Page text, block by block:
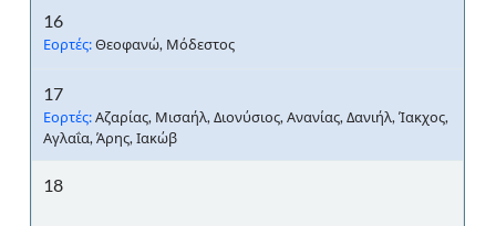
16
Εορτές:Θεοφανώ, Μόδεστος
17
Εορτές:Αζαρίας, Μισαήλ, Διονύσιος, Ανανίας, Δανιήλ, Ίακχος,
Αγλαΐα, Άρης, Ιακώβ
18